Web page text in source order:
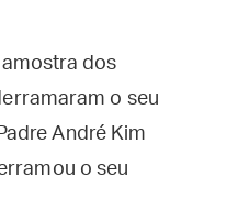
dos
o seu
André Kim
o seu